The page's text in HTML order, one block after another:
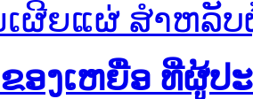
ເຜີຍແຜ່ ສຳຫລັ
ອງເຫຍື່ອ ທີ່ຜູ້ປ